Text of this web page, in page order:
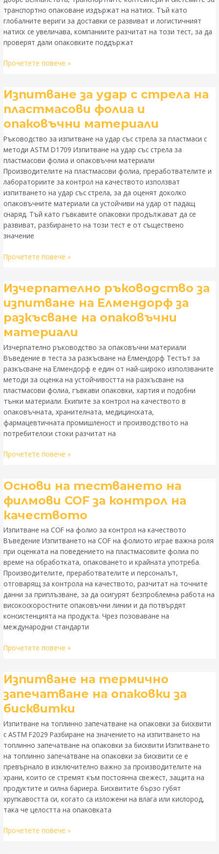
транспортно опаковане издържат на натиск. Тъй като
глобалните вериги за доставки се развиват и логистичният
натиск се увеличава, компаниите разчитат на този тест, за да
проверят дали опаковките поддържат
Прочетете повече »
Изпитване за удар с стрела на
пластмасови фолиа и
опаковъчни материали
Ръководство за изпитване на удар със стрела за пластмаси с
методи ASTM D1709 Изпитване на удар със стрела за
пластмасови фолиа и опаковъчни материали
Производителите на пластмасови фолиа, преработвателите и
лабораториите за контрол на качеството използват
изпитването на удар със стрела, за да оценят доколко
опаковъчните материали са устойчиви на удар от падащ
снаряд. Тъй като гъвкавите опаковки продължават да се
развиват, разбирането на този тест е от съществено
значение
Изпитване
удар
с
стрела
пластмасови
фолиа
опаковъчни
Прочетете повече »
Изчерпателно ръководство за
изпитване на Елмендорф за
разкъсване на опаковъчни
материали
Изчерпателно ръководство за опаковъчни материали
Въведение в теста за разкъсване на Елмендорф Тестът за
разкъсване на Елмендорф е един от най-широко използваните
методи за оценка на устойчивостта на разкъсване на
пластмасови фолиа, гъвкави опаковки, хартия и подобни
тънки материали. Екипите за контрол на качеството в
опаковъчната, хранителната, медицинската,
фармацевтичната промишленост и производството на
потребителски стоки разчитат на
Изчерпателно
ръководство
за
изпитване
на
Елмендорф
за
разкъсване
на
опаковъчни
материали
Прочетете повече »
Основи на тестването на
филмови COF за контрол на
качеството
Изпитване на COF на фолио за контрол на качеството
Въведение Изпитването на COF на фолиото играе важна роля
при оценката на поведението на пластмасовите фолиа по
време на обработката, опаковането и крайната употреба.
Производителите, преработвателите и персоналът,
отговарящ за контрола на качеството, разчитат на точните
данни за приплъзване, за да осигурят безпроблемна работа на
високоскоростните опаковъчни линии и да потвърдят
консистенцията на продукта. Чрез позоваване на
международни стандарти
Основи
на
тестването
на
филмови
COF
контрол
на
качеството
Прочетете повече »
Изпитване на термично
запечатване на опаковки за
бисквитки
Изпитване на топлинно запечатване на опаковки за бисквити
с ASTM F2029 Разбиране на значението на изпитването на
топлинно запечатване на опаковки за бисквити Изпитването
на топлинно запечатване на опаковки за бисквити се е
превърнало в изключително важно за производителите на
храни, които се стремят към постоянна свежест, защита на
продуктите и силна бариера. Бисквитите бързо губят
хрупкавостта си, когато са изложени на влага или кислород,
така че целостта на опаковката
Изпитване
термично
запечатване
на
опаковки
Прочетете повече »